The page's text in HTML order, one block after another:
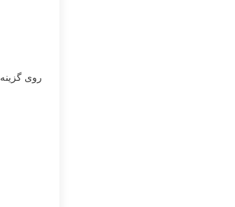
روی گزینه